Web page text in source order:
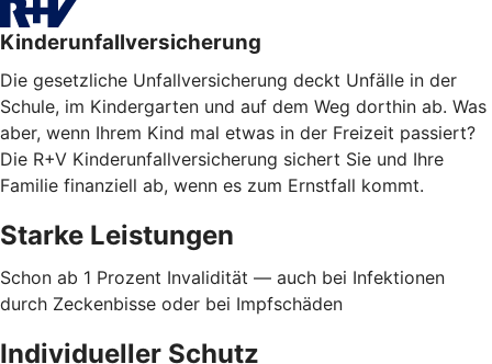
Kinderunfallversicherung
Die gesetzliche Unfallversicherung deckt Unfälle in der
Schule, im Kindergarten und auf dem Weg dorthin ab. Was
aber, wenn Ihrem Kind mal etwas in der Freizeit passiert?
Die R+V Kinderunfallversicherung sichert Sie und Ihre
Familie finanziell ab, wenn es zum Ernstfall kommt.
Starke Leistungen
Schon ab 1 Prozent Invalidität — auch bei Infektionen
durch Zeckenbisse oder bei Impfschäden
Individueller Schutz